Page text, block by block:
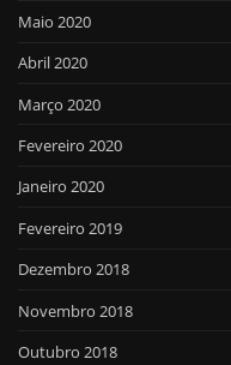
Maio 2020
Abril 2020
Março 2020
Fevereiro 2020
Janeiro 2020
Fevereiro 2019
Dezembro 2018
Novembro 2018
Outubro 2018